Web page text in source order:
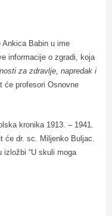
Ankica Babin u ime
informacije o zgradi, koja
za zdravlje, napredak i
će profesori Osnovne
kronika 1913. – 1941.
će dr. sc. Miljenko Buljac.
izložbi “U skuli moga